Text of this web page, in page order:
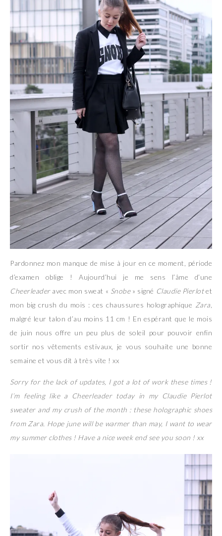
Pardonnez mon manque de mise à jour en ce moment, période
d’examen oblige ! Aujourd’hui je me sens l’âme d’une
Cheerleaderavec mon sweat « Snobe» signé Claudie Pierlotet
mon big crush du mois : ces chaussures holographique Zara
malgré leur talon d’au moins 11 cm ! En espérant que le mois
de juin nous offre un peu plus de soleil pour pouvoir enfin
sortir nos vêtements estivaux, je vous souhaite une bonne
semaine et vous dit à très vite ! xx
Sorry for the lack of updates, I got a lot of work these times !
I’m feeling like a Cheerleader today in my Claudie Pierlot
sweater and my crush of the month : these holographic shoes
from Zara. Hope june will be warmer than may, I want to wear
my summer clothes ! Have a nice week end see you soon ! xx